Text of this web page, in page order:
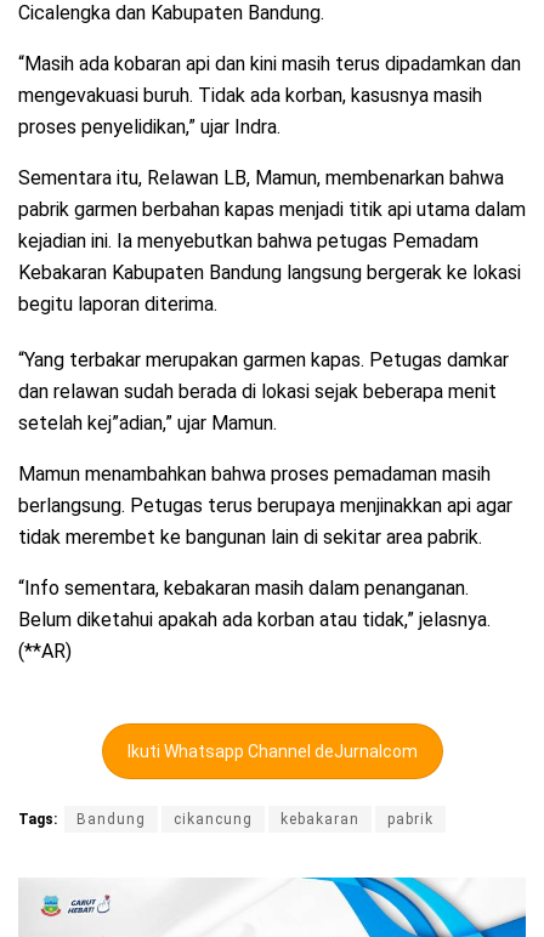
Cicalengka dan Kabupaten Bandung.
“Masih ada kobaran api dan kini masih terus dipadamkan dan
mengevakuasi buruh. Tidak ada korban, kasusnya masih
proses penyelidikan,” ujar Indra.
Sementara itu, Relawan LB, Mamun, membenarkan bahwa
pabrik garmen berbahan kapas menjadi titik api utama dalam
kejadian ini. Ia menyebutkan bahwa petugas Pemadam
Kebakaran Kabupaten Bandung langsung bergerak ke lokasi
begitu laporan diterima.
“Yang terbakar merupakan garmen kapas. Petugas damkar
dan relawan sudah berada di lokasi sejak beberapa menit
setelah kej”adian,” ujar Mamun.
Mamun menambahkan bahwa proses pemadaman masih
berlangsung. Petugas terus berupaya menjinakkan api agar
tidak merembet ke bangunan lain di sekitar area pabrik.
“Info sementara, kebakaran masih dalam penanganan.
Belum diketahui apakah ada korban atau tidak,” jelasnya.
(**AR)
Ikuti Whatsapp Channel deJurnalcom
Tags: Bandung cikancung kebakaran pabrik